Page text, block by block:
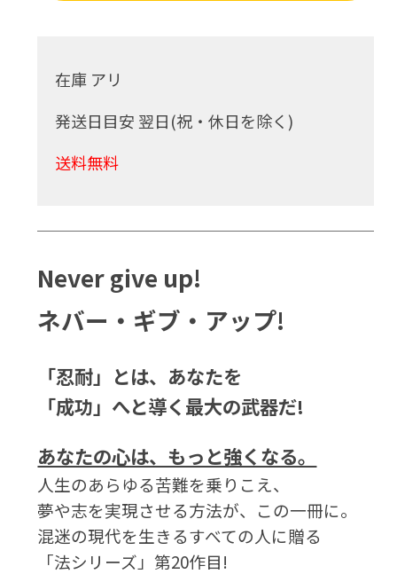
在庫 アリ
発送日目安 翌日(祝・休日を除く)
送料無料
Never give up!
ネバー・ギブ・アップ!
「忍耐」とは、あなたを
「成功」へと導く最大の武器だ!
あなたの心は、もっと強くなる。
人生のあらゆる苦難を乗りこえ、
夢や志を実現させる方法が、この一冊に。
混迷の現代を生きるすべての人に贈る
「法シリーズ」第20作目!